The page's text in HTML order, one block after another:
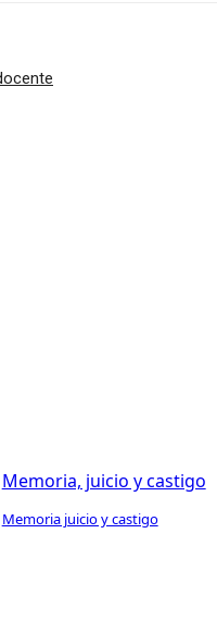
Memoria, juicio y castigo
Memoria juicio y castigo